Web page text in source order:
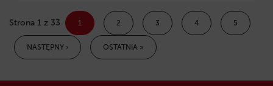
Strona 1 z 33 1 2 3 4 5
NASTĘPNY › OSTATNIA »